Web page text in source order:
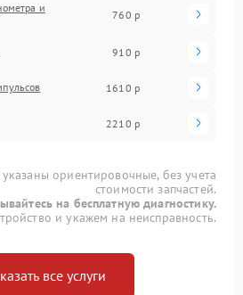
и
760 р
910 р
1610 р
2210 р
ориентировочные, без учета
стоимости запчастей.
на бесплатную диагностику.
и укажем на неисправность.
все услуги